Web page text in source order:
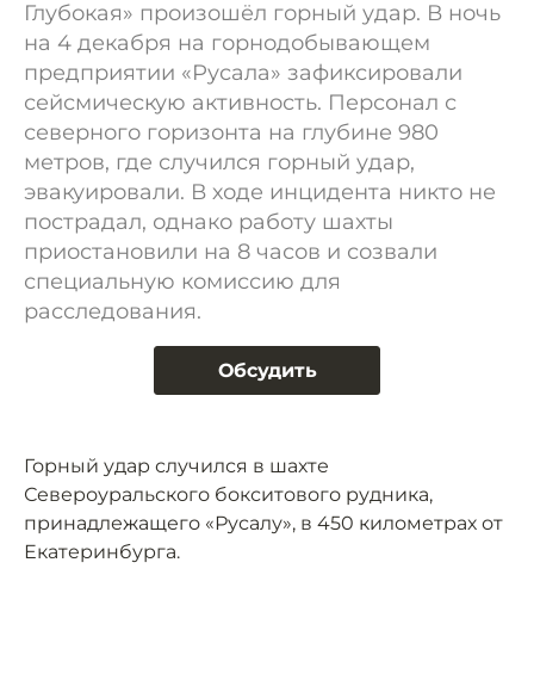
Глубокая» произошёл горный удар. В ночь
на 4 декабря на горнодобывающем
предприятии «Русала» зафиксировали
сейсмическую активность. Персонал с
северного горизонта на глубине 980
метров, где случился горный удар,
эвакуировали. В ходе инцидента никто не
пострадал, однако работу шахты
приостановили на 8 часов и созвали
специальную комиссию для
расследования.
Обсудить
Горный удар случился в шахте
Североуральского бокситового рудника,
принадлежащего «Русалу», в 450 километрах от
Екатеринбурга.